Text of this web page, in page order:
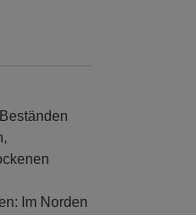
Im Norden